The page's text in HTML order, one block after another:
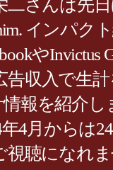
さんは先
インパ
や
収入で生
紹介しま
月からは
になれま